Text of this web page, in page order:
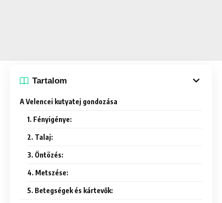
Tartalom
A Velencei kutyatej gondozása
1. Fényigénye:
2. Talaj:
3. Öntözés:
4. Metszése:
5. Betegségek és kártevők: